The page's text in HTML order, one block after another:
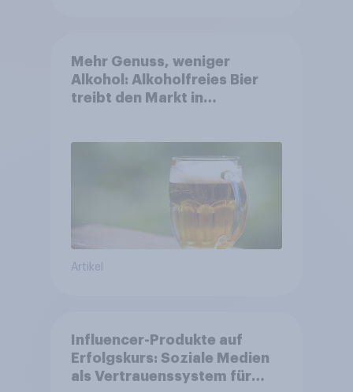
Mehr Genuss, weniger
Alkohol: Alkoholfreies Bier
treibt den Markt in
Artikel
Influencer-Produkte auf
Erfolgskurs: Soziale Medien
als Vertrauenssystem für